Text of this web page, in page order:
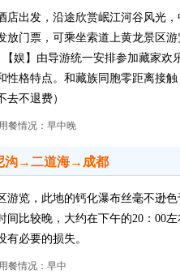
店出发，沿途欣赏岷江河谷风光
放门票，可乘坐索道上黄龙景区
娱】由导游统一安排参加藏家欢
性格特点。和藏族同胞零距离接
不退费）
餐情况：早中晚
沟→二道海→成都
游览，此地的钙化瀑布丝毫不逊
间比较晚，大约在下午的20：00
有必要的损失。
餐情况：早中